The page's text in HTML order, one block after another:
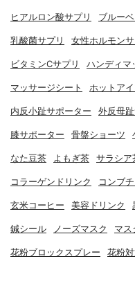
ヒアルロン酸サプリ ブルー
乳酸菌サプリ 女性ホルモンサ
ビタミンCサプリ ハンディマ
マッサージシート ホットア
内反小趾サポーター 外反母
膝サポーター 骨盤ショーツ
なた豆茶 よもぎ茶 サラシア
コラーゲンドリンク コンブ
玄米コーヒー 美容ドリンク
鍼シール ノーズマスク マス
花粉ブロックスプレー 花粉